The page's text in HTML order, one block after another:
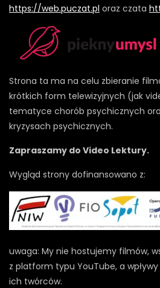
https://web.puczat.pl oraz czata
Strona ta ma na celu zbieranie
krótkich form telewizyjnych (jak
tematyce chorób psychicznych
kryzysach psychicznych.
Zapraszamy do Video Lektury.
Wygląd strony dofinansowano z:
uwaga: My nie hostujemy filmów,
z platform typu YouTube, a
ich twórców.